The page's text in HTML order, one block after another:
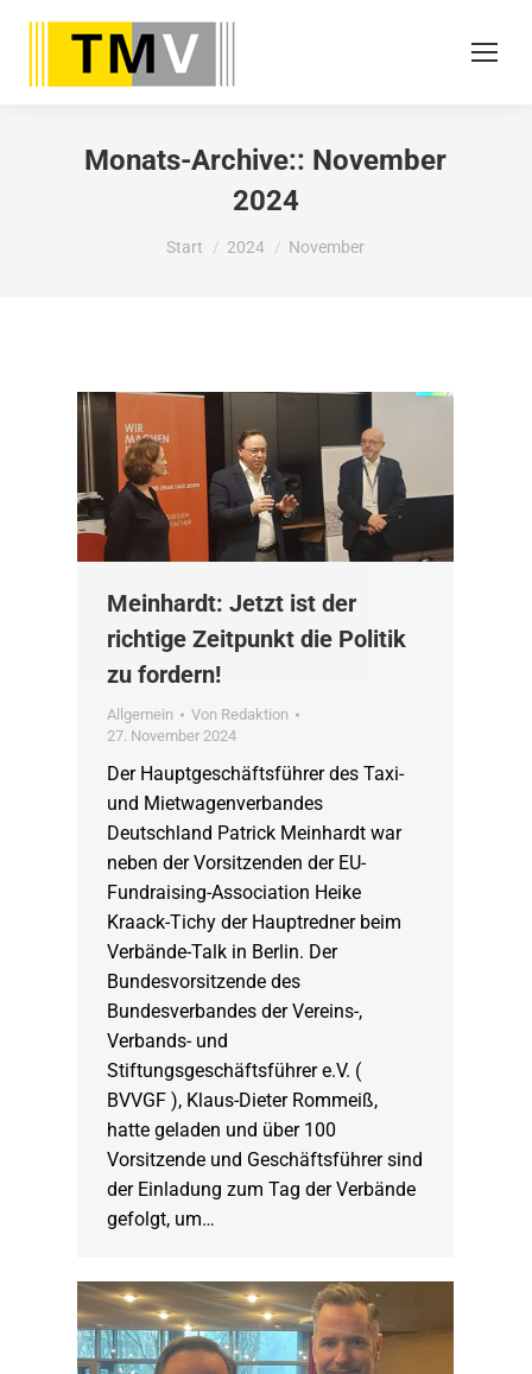
Monats-Archive:: November
2024
Sie befinden sich hier:
Start 2024 November
Meinhardt: Jetzt ist der
richtige Zeitpunkt die Politik
zu fordern!
Allgemein Von Redaktion
27. November 2024
Der Hauptgeschäftsführer des Taxi-
und Mietwagenverbandes
Deutschland Patrick Meinhardt war
neben der Vorsitzenden der EU-
Fundraising-Association Heike
Kraack-Tichy der Hauptredner beim
Verbände-Talk in Berlin. Der
Bundesvorsitzende des
Bundesverbandes der Vereins-,
Verbands- und
Stiftungsgeschäftsführer e.V. (
BVVGF ), Klaus-Dieter Rommeiß,
hatte geladen und über 100
Vorsitzende und Geschäftsführer sind
der Einladung zum Tag der Verbände
gefolgt, um…